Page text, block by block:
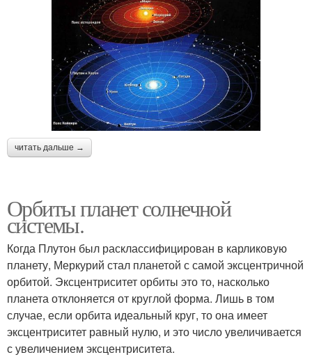
читать дальше →
Орбиты планет солнечной
системы.
Когда Плутон был расклассифицирован в карликовую
планету, Меркурий стал планетой с самой эксцентричной
орбитой. Эксцентриситет орбиты это то, насколько
планета отклоняется от круглой форма. Лишь в том
случае, если орбита идеальный круг, то она имеет
эксцентриситет равный нулю, и это число увеличивается
с увеличением эксцентриситета.